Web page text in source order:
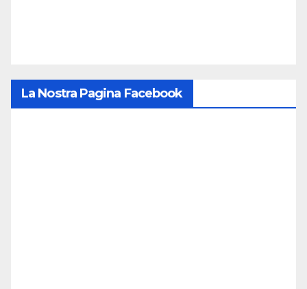
La Nostra Pagina Facebook